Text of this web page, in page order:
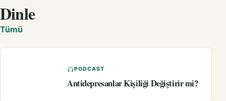
Dinle
Tümü
PODCAST
Antidepresanlar Kişiliği Değiştirir mi?